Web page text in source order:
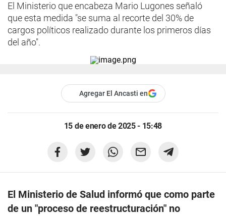
El Ministerio que encabeza Mario Lugones señaló
que esta medida "se suma al recorte del 30% de
cargos políticos realizado durante los primeros días
del año".
Agregar El Ancasti en
15 de enero de 2025 - 15:48
El Ministerio de Salud informó que como parte
de un "proceso de reestructuración" no